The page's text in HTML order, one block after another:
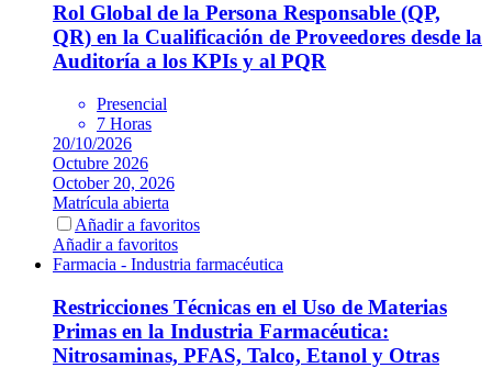
Rol Global de la Persona Responsable (QP,
QR) en la Cualificación de Proveedores desde la
Auditoría a los KPIs y al PQR
Presencial
7 Horas
20/10/2026
Octubre 2026
October 20, 2026
Matrícula abierta
Añadir a favoritos
Añadir a favoritos
Farmacia - Industria farmacéutica
Restricciones Técnicas en el Uso de Materias
Primas en la Industria Farmacéutica:
Nitrosaminas, PFAS, Talco, Etanol y Otras